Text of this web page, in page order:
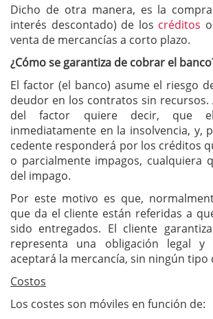
Dicho de otra manera, es la
interés descontado) de los créditos
venta de mercancías a corto plazo.
¿Cómo se garantiza de cobrar el
El factor (el banco) asume el riesgo
deudor en los contratos sin recursos.
del factor quiere decir, que
inmediatamente en la insolvencia, y,
cedente responderá por los créditos
o parcialmente impagos, cualquiera
del impago.
Por este motivo es que,
que da el cliente están referidas a
sido entregados. El cliente
representa una obligación legal
aceptará la mercancía, sin ningún tipo
Costos
Los costes son móviles en función de: